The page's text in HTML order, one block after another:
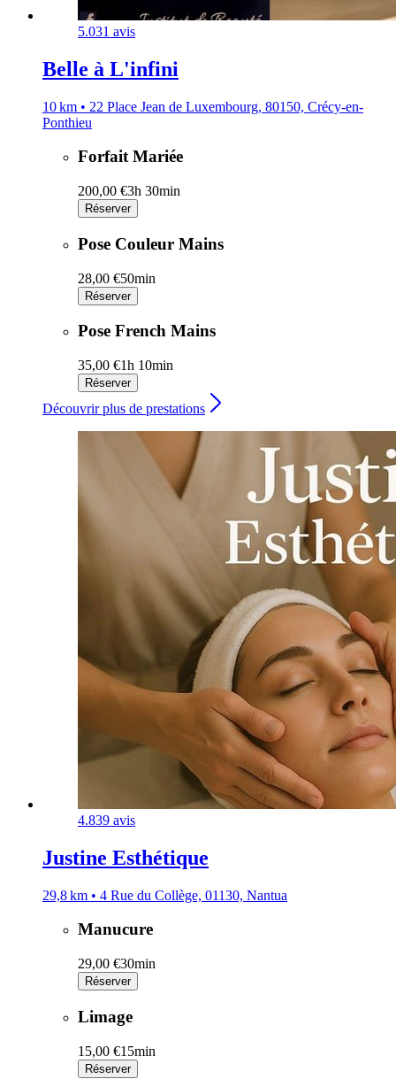
5.031 avis
Belle à L'infini
10 km • 22 Place Jean de Luxembourg, 80150, Crécy-en-
Ponthieu
Forfait Mariée
200,00 €3h 30min
Réserver
Pose Couleur Mains
28,00 €50min
Réserver
Pose French Mains
35,00 €1h 10min
Réserver
Découvrir plus de prestations
4.839 avis
Justine Esthétique
29,8 km • 4 Rue du Collège, 01130, Nantua
Manucure
29,00 €30min
Réserver
Limage
15,00 €15min
Réserver